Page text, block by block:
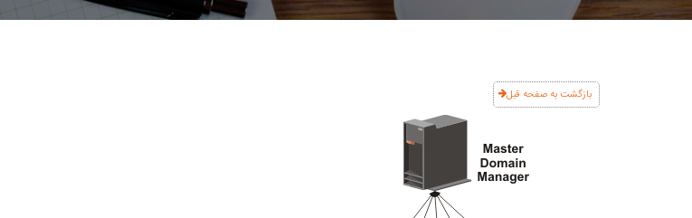
بازگشت به صفحه قبل